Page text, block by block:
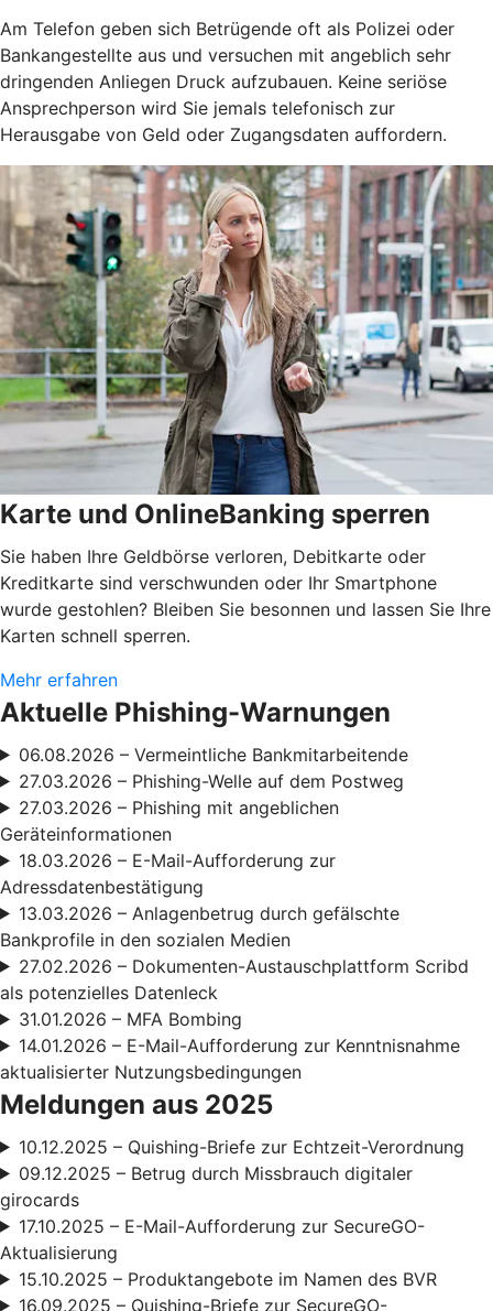
Am Telefon geben sich Betrügende oft als Polizei oder
Bankangestellte aus und versuchen mit angeblich sehr
dringenden Anliegen Druck aufzubauen. Keine seriöse
Ansprechperson wird Sie jemals telefonisch zur
Herausgabe von Geld oder Zugangsdaten auffordern.
Karte und OnlineBanking sperren
Sie haben Ihre Geldbörse verloren, Debitkarte oder
Kreditkarte sind verschwunden oder Ihr Smartphone
wurde gestohlen? Bleiben Sie besonnen und lassen Sie Ihre
Karten schnell sperren.
Mehr erfahren
Aktuelle Phishing-Warnungen
06.08.2026 – Vermeintliche Bankmitarbeitende
27.03.2026 – Phishing-Welle auf dem Postweg
27.03.2026 – Phishing mit angeblichen
Geräteinformationen
18.03.2026 – E-Mail-Aufforderung zur
Adressdatenbestätigung
13.03.2026 – Anlagenbetrug durch gefälschte
Bankprofile in den sozialen Medien
27.02.2026 – Dokumenten-Austauschplattform Scribd
als potenzielles Datenleck
31.01.2026 – MFA Bombing
14.01.2026 – E-Mail-Aufforderung zur Kenntnisnahme
aktualisierter Nutzungsbedingungen
Meldungen aus 2025
10.12.2025 – Quishing-Briefe zur Echtzeit-Verordnung
09.12.2025 – Betrug durch Missbrauch digitaler
girocards
17.10.2025 – E-Mail-Aufforderung zur SecureGO-
Aktualisierung
15.10.2025 – Produktangebote im Namen des BVR
16.09.2025 – Quishing-Briefe zur SecureGO-